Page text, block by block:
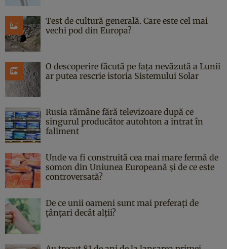
Test de cultură generală. Care este cel mai
vechi pod din Europa?
O descoperire făcută pe fața nevăzută a Lunii
ar putea rescrie istoria Sistemului Solar
Rusia rămâne fără televizoare după ce
singurul producător autohton a intrat în
faliment
Unde va fi construită cea mai mare fermă de
somon din Uniunea Europeană și de ce este
controversată?
De ce unii oameni sunt mai preferați de
țânțari decât alții?